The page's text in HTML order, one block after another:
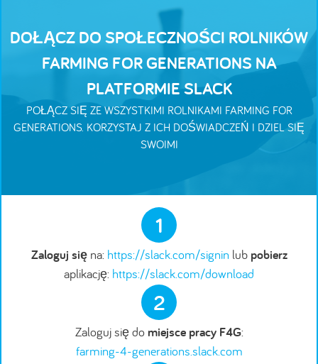
DOŁĄCZ DO SPOŁECZNOŚCI ROLNIKÓW
FARMING FOR GENERATIONS NA
PLATFORMIE SLACK
POŁĄCZ SIĘ ZE WSZYSTKIMI ROLNIKAMI FARMING FOR
GENERATIONS. KORZYSTAJ Z ICH DOŚWIADCZEŃ I DZIEL SIĘ
SWOIMI
1
Zaloguj sięna: https://slack.com/signin lub pobierz
aplikację: https://slack.com/download
2
Zaloguj się do miejsce pracy F4G:
farming-4-generations.slack.com